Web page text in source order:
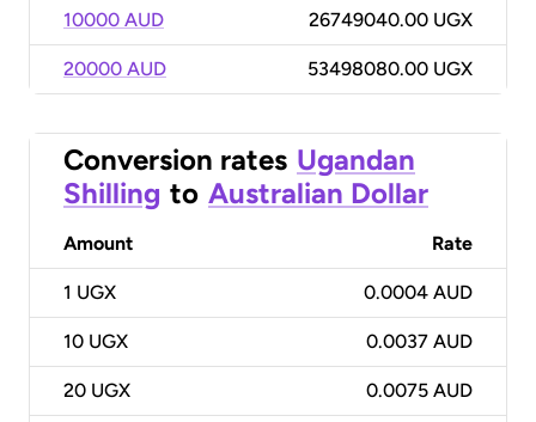
10000 AUD 26749040.00 UGX
20000 AUD 53498080.00 UGX
Conversion rates Ugandan
Shilling to Australian Dollar
Amount Rate
1 UGX 0.0004 AUD
10 UGX 0.0037 AUD
20 UGX 0.0075 AUD